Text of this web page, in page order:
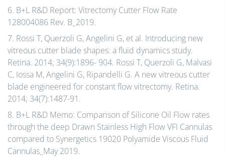
6. B+L R&D Report: Vitrectomy Cutter Flow Rate
128004086 Rev. B_2019.
7. Rossi T, Querzoli G, Angelini G, et al. Introducing new
vitreous cutter blade shapes: a fluid dynamics study.
Retina. 2014; 34(9):1896- 904. Rossi T, Querzoli G, Malvasi
C, Iossa M, Angelini G, Ripandelli G. A new vitreous cutter
blade engineered for constant flow vitrectomy. Retina.
2014; 34(7):1487-91.
8. B+L R&D Memo: Comparison of Silicone Oil Flow rates
through the deep Drawn Stainless High Flow VFI Cannulas
compared to Synergetics 19020 Polyamide Viscous Fluid
Cannulas_May 2019.